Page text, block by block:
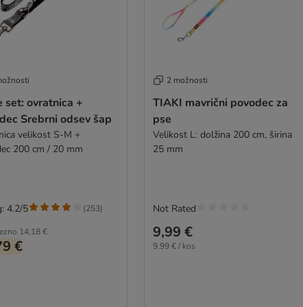
ovratnica +
Srebrni odsev šap
velikost S-M +
200 cm / 20 mm
14,18 €
€
4.2/5 (253)
2 možnosti
TIAKI mavrični povodec za
pse
Velikost L: dolžina 200 cm, širina
25 mm
9,99 €
9,99 € / kos
Not Rated